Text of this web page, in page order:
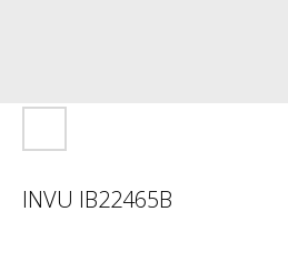
INVU IB22465B